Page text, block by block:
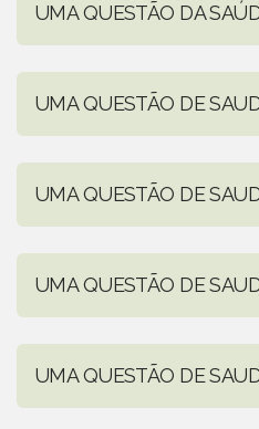
UMA QUESTÃO DA
UMA QUESTÃO DE
UMA QUESTÃO DE
UMA QUESTÃO DE
UMA QUESTÃO DE